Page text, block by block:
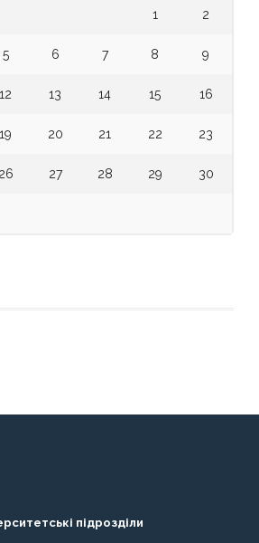
1 2
5 6 7 8 9
12 13 14 15 16
19 20 21 22 23
26 27 28 29 30
підрозділи